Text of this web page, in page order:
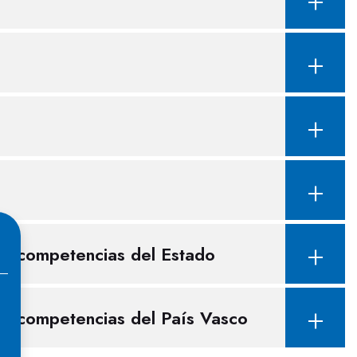
competencias del Estado
competencias del País Vasco